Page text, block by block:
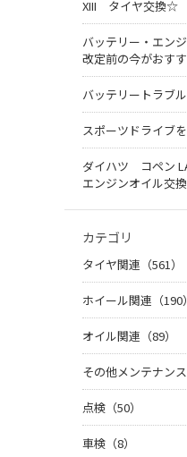
XIII タイヤ交換☆
バッテリー・エン
改定前の今がおすす
バッテリートラブル
スポーツドライブ
ダイハツ コペン
エンジンオイル交
カテゴリ
タイヤ関連（561）
ホイール関連（190）
オイル関連（89）
その他メンテナンス
点検（50）
車検（8）